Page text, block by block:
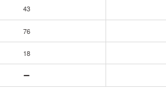
43
76
18